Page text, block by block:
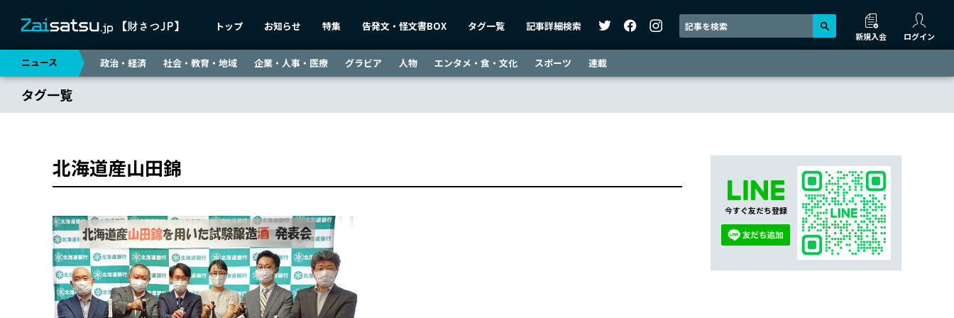
トップ お知らせ 特集 告発文・怪文書BOX タグ一覧 記事詳細検索
新規入会 ログイン
ニュース 政治・経済 社会・教育・地域 企業・人事・医療 グラビア 人物 エンタメ・食・文化 スポーツ 連載
タグ一覧
北海道産山田錦
今すぐ友だち登録